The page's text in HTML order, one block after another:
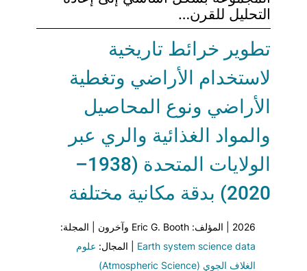
التحليل للقرن…
تطوير خرائط تاريخية
لاستخدام الأراضي وتغطية
الأراضي ونوع المحاصيل
والمواد الغذائية والري عبر
الولايات المتحدة (1938–
2020) بدقة مكانية مختلفة
2026 | المؤلف: Eric G. Booth وآخرون | المجلة:
Earth system science data | المجال: علوم
الغلاف الجوي (Atmospheric Science)